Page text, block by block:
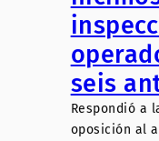
seis
Respondió a
oposición al